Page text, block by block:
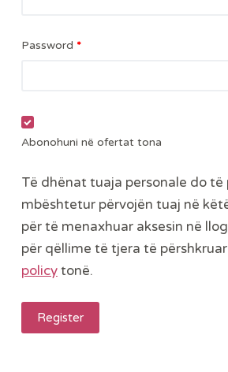
Password *
Abonohuni në ofertat tona
Të dhënat tuaja personale do të
mbështetur përvojën tuaj në
për të menaxhuar aksesin në
për qëllime të tjera të
policytonë.
Register